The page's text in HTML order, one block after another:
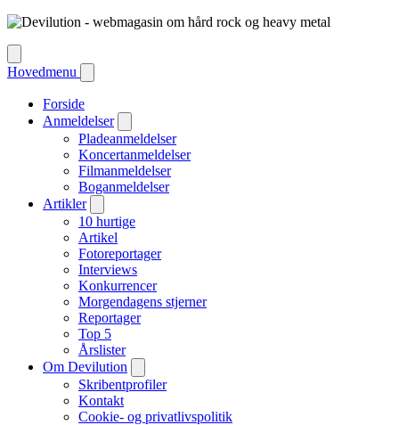
Hovedmenu
Forside
Anmeldelser
Pladeanmeldelser
Koncertanmeldelser
Filmanmeldelser
Boganmeldelser
Artikler
10 hurtige
Artikel
Fotoreportager
Interviews
Konkurrencer
Morgendagens stjerner
Reportager
Top 5
Årslister
Om Devilution
Skribentprofiler
Kontakt
Cookie- og privatlivspolitik